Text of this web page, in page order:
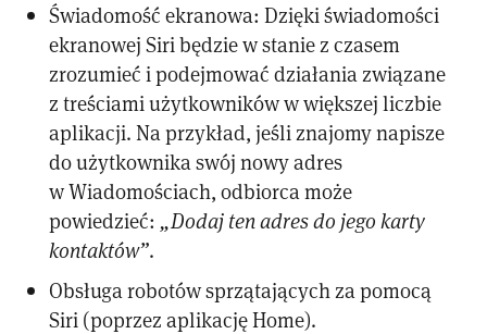
Świadomość ekranowa: Dzięki świadomości
ekranowej Siri będzie w stanie z czasem
zrozumieć i podejmować działania związane
z treściami użytkowników w większej liczbie
aplikacji. Na przykład, jeśli znajomy napisze
do użytkownika swój nowy adres
w Wiadomościach, odbiorca może
powiedzieć:„Dodaj ten adres do jego karty
kontaktów”.
Obsługa robotów sprzątających za pomocą
Siri (poprzez aplikację Home).